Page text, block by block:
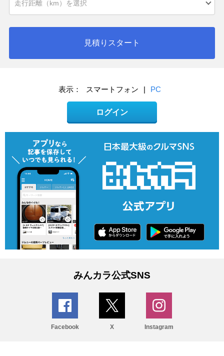
見積りスタート
表示： スマートフォン | PC
ログイン
みんカラ公式SNS
Facebook X Instagram